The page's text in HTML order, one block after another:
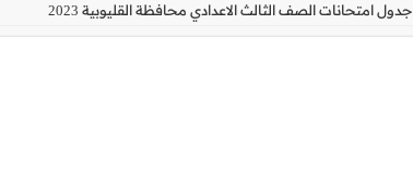
جدول امتحانات الصف الثالث الاعدادي محافظة القليوبية 2023